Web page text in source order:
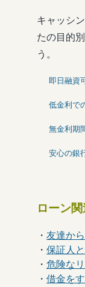
キャッシ
たの目的
う。
即日融資
低金利で
無金利期
安心の銀
ローン
・友達か
・保証人
・危険な
・借金を